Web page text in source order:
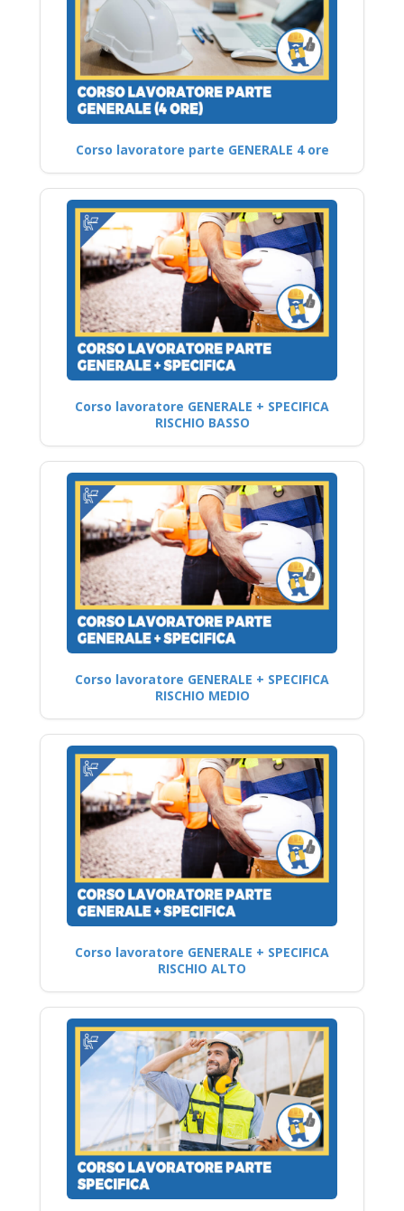
Corso lavoratore parte GENERALE 4 ore
Corso lavoratore GENERALE + SPECIFICA
RISCHIO BASSO
Corso lavoratore GENERALE + SPECIFICA
RISCHIO MEDIO
Corso lavoratore GENERALE + SPECIFICA
RISCHIO ALTO